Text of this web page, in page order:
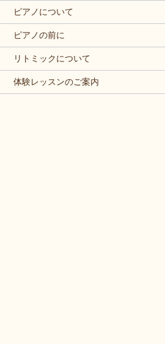
ピアノについて
ピアノの前に
リトミックについて
体験レッスンのご案内